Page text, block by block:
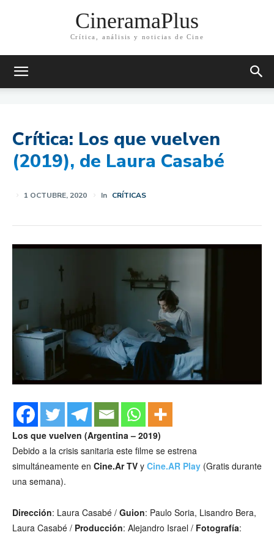
CineramaPlus
Crítica, análisis y noticias de Cine
Crítica: Los que vuelven
(2019), de Laura Casabé
1 OCTUBRE, 2020 In CRÍTICAS
Los que vuelven (Argentina – 2019)
Debido a la crisis sanitaria este filme se estrena
simultáneamente en Cine.Ar TV y Cine.AR Play (Gratis durante
una semana).
Dirección: Laura Casabé / Guion: Paulo Soria, Lisandro Bera,
Laura Casabé / Producción: Alejandro Israel / Fotografía: